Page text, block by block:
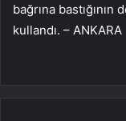
bağrına
kullandı. – ANKARA